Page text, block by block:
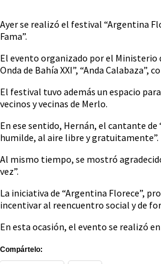
Ayer se realizó el festival “Argentina
Fama”.
El evento organizado por el Ministerio
Onda de Bahía XXI”, “Anda
El festival tuvo además un espacio
vecinos y vecinas de Merlo.
En ese sentido, Hernán, el cantante
humilde, al aire libre y gratuitamente”.
Al mismo tiempo, se mostró
vez”.
La iniciativa de “Argentina Florece”,
incentivar al reencuentro social y de
En esta ocasión, el evento se realizó
Compártelo: